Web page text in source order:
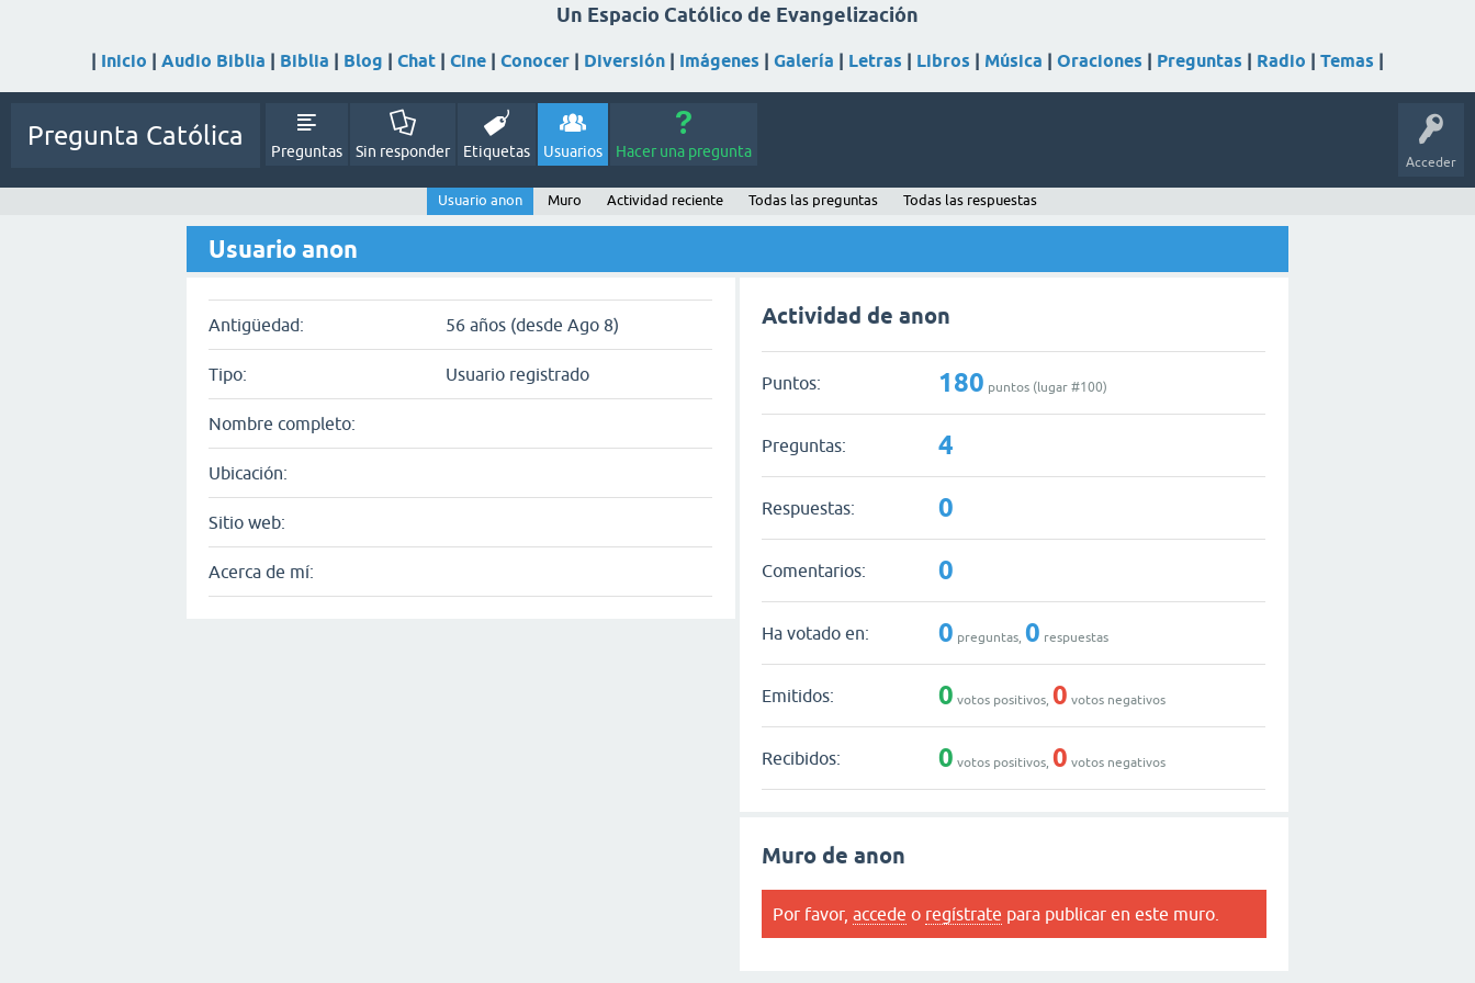
Un Espacio Católico de Evangelización
| Inicio | Audio Biblia | Biblia | Blog | Chat | Cine | Conocer | Diversión | Imágenes | Galería | Letras | Libros | Música | Oraciones | Preguntas | Radio | Temas |
Acceder
Pregunta Católica
Preguntas Sin responder Etiquetas Usuarios Hacer una pregunta
Usuario anon Muro Actividad reciente Todas las preguntas Todas las respuestas
Usuario anon
Antigüedad: 56 años (desde Ago 8)
Tipo: Usuario registrado
Nombre completo:
Ubicación:
Sitio web:
Acerca de mí:
Actividad de anon
Puntos: 180 puntos (lugar #100)
Preguntas: 4
Respuestas: 0
Comentarios: 0
Ha votado en: 0 preguntas,0 respuestas
Emitidos: 0 votos positivos,0 votos negativos
Recibidos: 0 votos positivos,0 votos negativos
Muro de anon
Por favor,accede o regístrate para publicar en este muro.